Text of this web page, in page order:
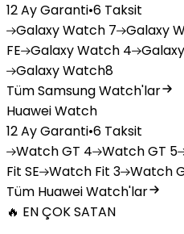
12 Ay Garanti•6 Taksit
GalaxyWatch 7 Galaxy
FE GalaxyWatch 4 Galaxy
GalaxyWatch8
Tüm Samsung Watch'lar
Huawei Watch
12 Ay Garanti•6 Taksit
WatchGT 4 WatchGT 5
Fit SE Watch Fit 3 Watch
Tüm Huawei Watch'lar
🔥 EN ÇOK SATAN